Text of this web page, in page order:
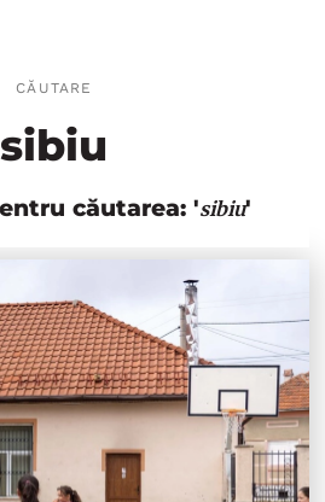
CĂUTARE
sibiu
căutarea: 'sibiu'